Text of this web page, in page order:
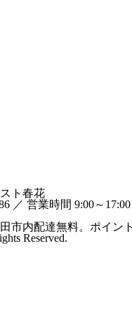
ト春花
／ 営業時間 9:00～
市内配達無料。ポイン
Reserved.